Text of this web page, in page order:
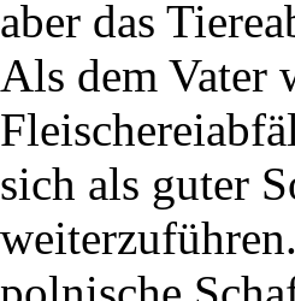
aber das
Als dem Vater
sich als guter